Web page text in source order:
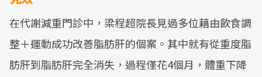
在代謝減重門診中，梁程超院長見過多位藉由飲食調
整＋運動成功改善脂肪肝的個案。其中就有從重度脂
肪肝到脂肪肝完全消失，過程僅花4個月，體重下降